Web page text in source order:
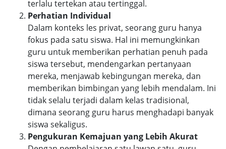
terlalu tertekan atau tertinggal.
Perhatian Individual
Dalam konteks les privat, seorang guru hanya
fokus pada satu siswa. Hal ini memungkinkan
guru untuk memberikan perhatian penuh pada
siswa tersebut, mendengarkan pertanyaan
mereka, menjawab kebingungan mereka, dan
memberikan bimbingan yang lebih mendalam. Ini
tidak selalu terjadi dalam kelas tradisional,
dimana seorang guru harus menghadapi banyak
siswa sekaligus.
Pengukuran Kemajuan yang Lebih Akurat